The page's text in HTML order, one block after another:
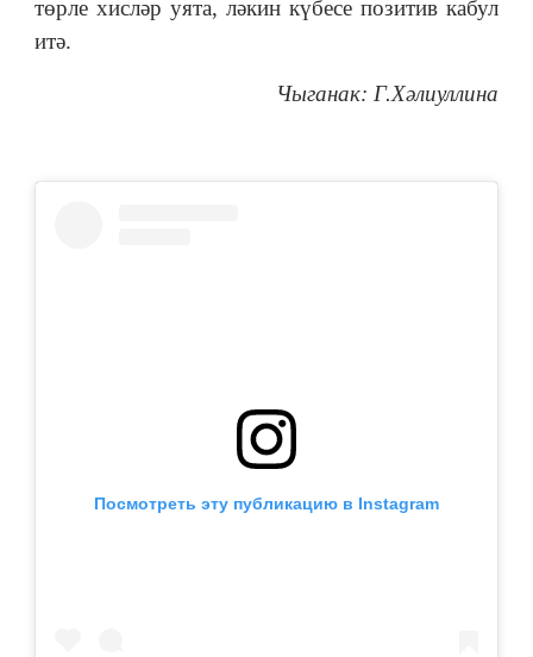
төрле хисләр уята, ләкин күбесе позитив кабул
итә.
Чыганак: Г.Хәлиуллина
Посмотреть эту публикацию в Instagram